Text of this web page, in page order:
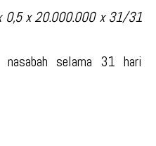
x 20.000.000 x 31/31
nasabah selama 31 hari